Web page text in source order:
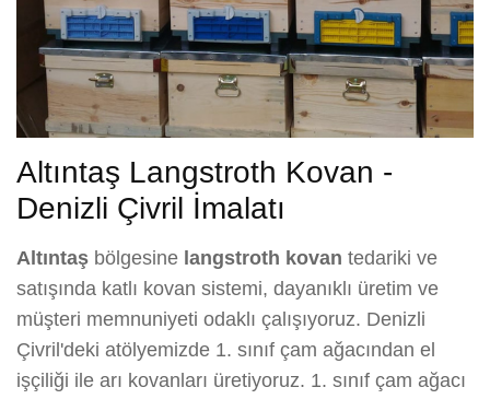
Altıntaş Langstroth Kovan -
Denizli Çivril İmalatı
Altıntaş bölgesine langstroth kovan tedariki ve
satışında katlı kovan sistemi, dayanıklı üretim ve
müşteri memnuniyeti odaklı çalışıyoruz. Denizli
Çivril'deki atölyemizde 1. sınıf çam ağacından el
işçiliği ile arı kovanları üretiyoruz. 1. sınıf çam ağacı